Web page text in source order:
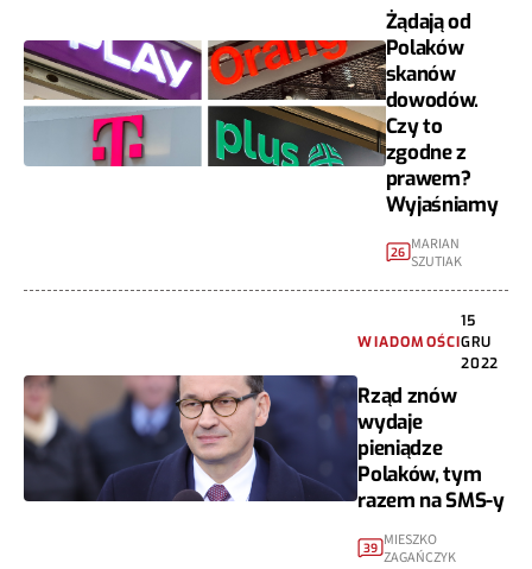
Żądają od
Polaków
skanów
dowodów.
Czy to
zgodne z
prawem?
Wyjaśniamy
26 MARIAN
SZUTIAK
WIADOMOŚCI
15
GRU
2022
Rząd znów
wydaje
pieniądze
Polaków, tym
razem na SMS-y
39 MIESZKO
ZAGAŃCZYK